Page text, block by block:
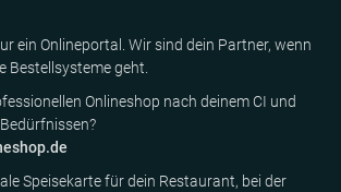
ein Onlineportal. Wir sind dein Partner, wenn
Bestellsysteme geht.
Onlineshop nach deinem CI und
Speisekarte für dein Restaurant, bei der